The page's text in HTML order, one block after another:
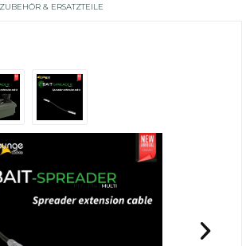
ZUBEHÖR & ERSATZTEILE